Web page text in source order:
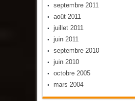
septembre 2011
août 2011
juillet 2011
juin 2011
septembre 2010
juin 2010
octobre 2005
mars 2004